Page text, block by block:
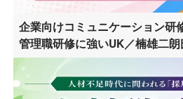
企業向けコミュニケーション研
管理職研修に強いUK／楠雄二朗